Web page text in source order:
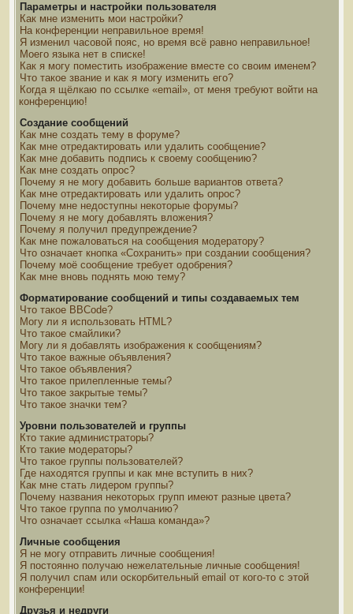
Параметры и настройки пользователя
Как мне изменить мои настройки?
На конференции неправильное время!
Я изменил часовой пояс, но время всё равно неправильное!
Моего языка нет в списке!
Как я могу поместить изображение вместе со своим именем?
Что такое звание и как я могу изменить его?
Когда я щёлкаю по ссылке «email», от меня требуют войти на
конференцию!
Создание сообщений
Как мне создать тему в форуме?
Как мне отредактировать или удалить сообщение?
Как мне добавить подпись к своему сообщению?
Как мне создать опрос?
Почему я не могу добавить больше вариантов ответа?
Как мне отредактировать или удалить опрос?
Почему мне недоступны некоторые форумы?
Почему я не могу добавлять вложения?
Почему я получил предупреждение?
Как мне пожаловаться на сообщения модератору?
Что означает кнопка «Сохранить» при создании сообщения?
Почему моё сообщение требует одобрения?
Как мне вновь поднять мою тему?
Форматирование сообщений и типы создаваемых тем
Что такое BBCode?
Могу ли я использовать HTML?
Что такое смайлики?
Могу ли я добавлять изображения к сообщениям?
Что такое важные объявления?
Что такое объявления?
Что такое прилепленные темы?
Что такое закрытые темы?
Что такое значки тем?
Уровни пользователей и группы
Кто такие администраторы?
Кто такие модераторы?
Что такое группы пользователей?
Где находятся группы и как мне вступить в них?
Как мне стать лидером группы?
Почему названия некоторых групп имеют разные цвета?
Что такое группа по умолчанию?
Что означает ссылка «Наша команда»?
Личные сообщения
Я не могу отправить личные сообщения!
Я постоянно получаю нежелательные личные сообщения!
Я получил спам или оскорбительный email от кого-то с этой
конференции!
Друзья и недруги